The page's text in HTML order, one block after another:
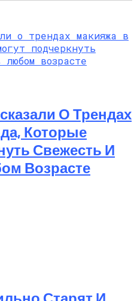
О Трендах
Которые
Свежесть И
Возрасте
Старят И